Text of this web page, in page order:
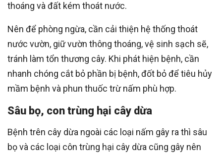
thoáng và đất kém thoát nước.
Nên để phòng ngừa, cần cải thiện hệ thống thoát
nước vườn, giữ vườn thông thoáng, vệ sinh sạch sẽ,
tránh làm tổn thương cây. Khi phát hiện bệnh, cần
nhanh chóng cắt bỏ phần bị bệnh, đốt bỏ để tiêu hủy
mầm bệnh và phun thuốc trừ nấm phù hợp.
Sâu bọ, con trùng hại cây dừa
Bệnh trên cây dừa ngoài các loại nấm gây ra thì sâu
bọ và các loại côn trùng hại cây dừa cũng gây nên